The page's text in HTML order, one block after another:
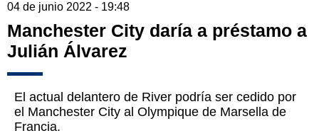
04 de junio 2022 - 19:48
Manchester City daría a préstamo a
Julián Álvarez
El actual delantero de River podría ser cedido por
el Manchester City al Olympique de Marsella de
Francia.